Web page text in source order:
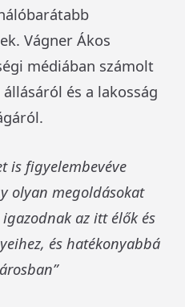
Vágner Ákos
médiában számolt
és a lakosság
is figyelembevéve
olyan megoldásokat
az itt élők és
és hatékonyabbá